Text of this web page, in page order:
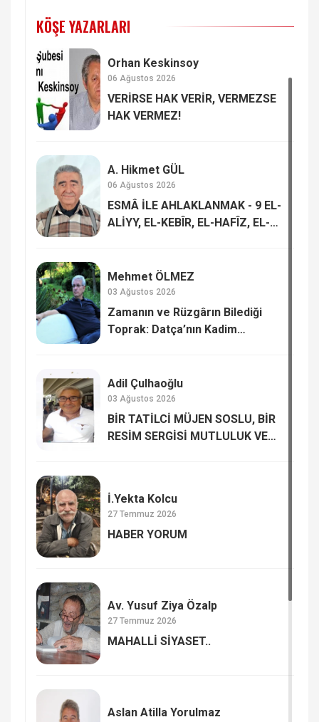
KÖŞE YAZARLARI
Orhan Keskinsoy
06 Ağustos 2026
VERİRSE HAK VERİR, VERMEZSE
HAK VERMEZ!
A. Hikmet GÜL
06 Ağustos 2026
ESMÂ İLE AHLAKLANMAK - 9 EL-
ALİYY, EL-KEBÎR, EL-HAFÎZ, EL-
Mehmet ÖLMEZ
03 Ağustos 2026
Zamanın ve Rüzgârın Bilediği
Toprak: Datça’nın Kadim
Adil Çulhaoğlu
03 Ağustos 2026
BİR TATİLCİ MÜJEN SOSLU, BİR
RESİM SERGİSİ MUTLULUK VE
İ.Yekta Kolcu
27 Temmuz 2026
HABER YORUM
Av. Yusuf Ziya Özalp
27 Temmuz 2026
MAHALLİ SİYASET..
Aslan Atilla Yorulmaz